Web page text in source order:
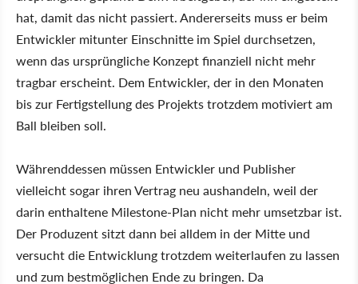
hat, damit das nicht passiert. Andererseits muss er beim
Entwickler mitunter Einschnitte im Spiel durchsetzen,
wenn das ursprüngliche Konzept finanziell nicht mehr
tragbar erscheint. Dem Entwickler, der in den Monaten
bis zur Fertigstellung des Projekts trotzdem motiviert am
Ball bleiben soll.
Währenddessen müssen Entwickler und Publisher
vielleicht sogar ihren Vertrag neu aushandeln, weil der
darin enthaltene Milestone-Plan nicht mehr umsetzbar ist.
Der Produzent sitzt dann bei alldem in der Mitte und
versucht die Entwicklung trotzdem weiterlaufen zu lassen
und zum bestmöglichen Ende zu bringen. Da